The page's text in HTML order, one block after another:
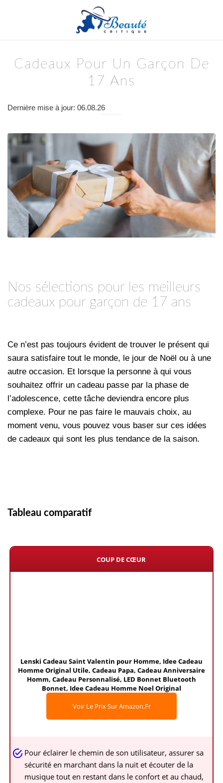
Cadeaux Pour Un Garçon De
17 Ans
Dernière mise à jour: 06.08.26
Nos sélections pour les meilleurs
cadeaux pour garçon de 17 ans
Ce n’est pas toujours évident de trouver le présent qui
saura satisfaire tout le monde, le jour de Noël ou à une
autre occasion. Et lorsque la personne à qui vous
souhaitez offrir un cadeau passe par la phase de
l’adolescence, cette tâche deviendra encore plus
complexe. Pour ne pas faire le mauvais choix, au
moment venu, vous pouvez vous baser sur ces idées
de cadeaux qui sont les plus tendance de la saison.
Tableau comparatif
COUP DE CŒUR
Lenski Cadeau Saint Valentin pour Homme, Idee Cadeau
Homme Original Utile, Cadeau Papa, Cadeau Anniversaire
Homm, Cadeau Personnalisé, LED Bonnet Bluetooth
Bonnet, Idee Cadeau Homme Noel Original
Voir Le Prix Sur Amazon.fr
Pour éclairer le chemin de son utilisateur, assurer sa
sécurité en marchant dans la nuit et écouter de la
musique tout en restant dans le confort et au chaud,